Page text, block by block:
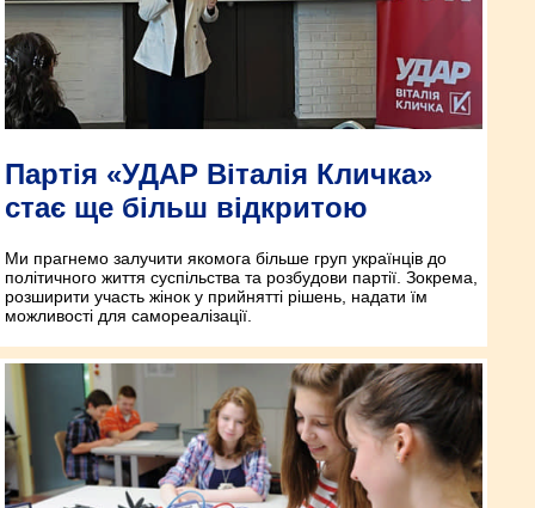
Партія «УДАР Віталія Кличка»
стає ще більш відкритою
Ми прагнемо залучити якомога більше груп українців до
політичного життя суспільства та розбудови партії. Зокрема,
розширити участь жінок у прийнятті рішень, надати їм
можливості для самореалізації.